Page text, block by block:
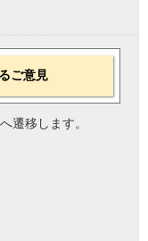
ご意見
遷移します。